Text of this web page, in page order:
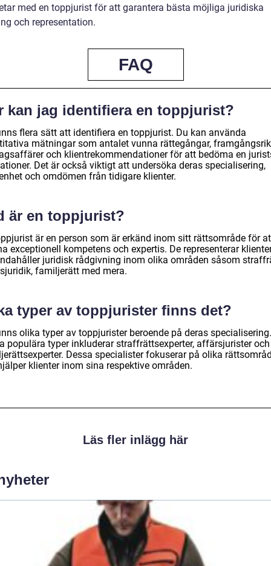
med en toppjurist för att garantera bästa möjliga juridiska
och representation.
FAQ
kan jag identifiera en toppjurist?
flera sätt att identifiera en toppjurist. Du kan använda
mätningar som antalet vunna rättegångar,
och klientrekommendationer för att bedöma en
Det är också viktigt att undersöka deras specialisering,
och omdömen från tidigare klienter.
är en toppjurist?
är en person som är erkänd inom sitt rättsområde för
exceptionell kompetens och expertis. De representerar
juridisk rådgivning inom olika områden såsom
familjerätt med mera.
typer av toppjurister finns det?
olika typer av toppjurister beroende på deras specialisering.
populära typer inkluderar straffrättsexperter, affärsjurister och
Dessa specialister fokuserar på olika
klienter inom sina respektive områden.
Läs fler inlägg här